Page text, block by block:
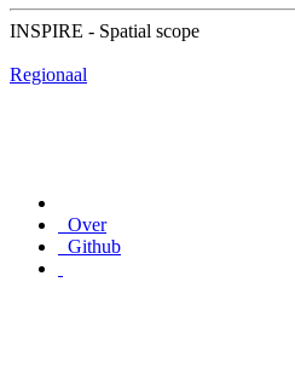
INSPIRE - Spatial scope
Regionaal
Over
Github